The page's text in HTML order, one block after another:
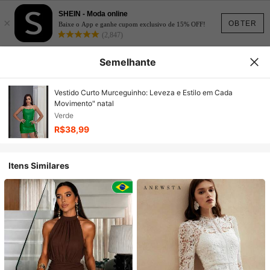
OBTER
×
SHEIN - Moda online
Baixe o App e ganhe cupom exclusivo de 15% OFF!
(2,847)
Semelhante
Vestido Curto Murceguinho: Leveza e Estilo em Cada
Movimento" natal
Verde
R$38,99
Itens Similares